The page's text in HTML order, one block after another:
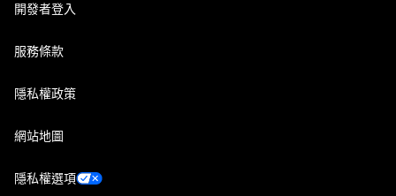
開發者登入
服務條款
隱私權政策
網站地圖
隱私權選項